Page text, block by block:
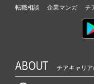
転職相談
企業マンガ チ
ABOUT チアキャリ